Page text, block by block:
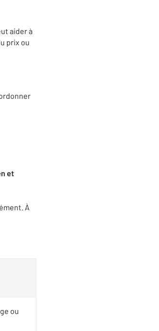
aider à
prix ou
et
À
ou